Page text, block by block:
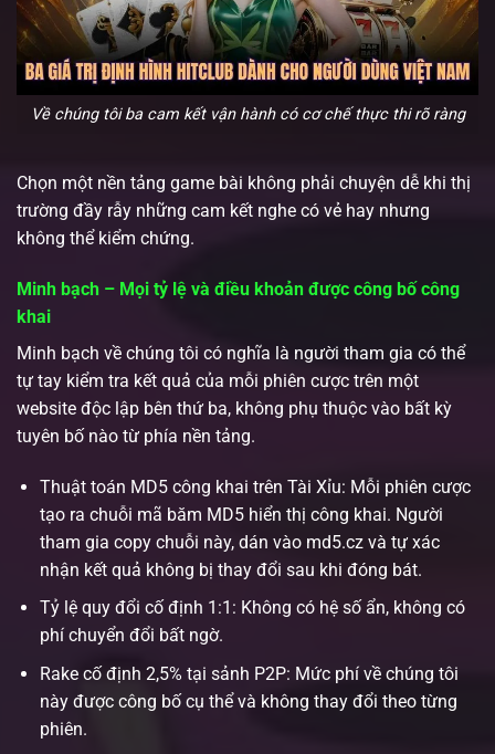
Về chúng tôi ba cam kết vận hành có cơ chế thực thi rõ ràng
Chọn một nền tảng game bài không phải chuyện dễ khi thị
trường đầy rẫy những cam kết nghe có vẻ hay nhưng
không thể kiểm chứng.
Minh bạch – Mọi tỷ lệ và điều khoản được công bố công
khai
Minh bạch về chúng tôi có nghĩa là người tham gia có thể
tự tay kiểm tra kết quả của mỗi phiên cược trên một
website độc lập bên thứ ba, không phụ thuộc vào bất kỳ
tuyên bố nào từ phía nền tảng.
Thuật toán MD5 công khai trên Tài Xỉu: Mỗi phiên cược
tạo ra chuỗi mã băm MD5 hiển thị công khai. Người
tham gia copy chuỗi này, dán vào md5.cz và tự xác
nhận kết quả không bị thay đổi sau khi đóng bát.
Tỷ lệ quy đổi cố định 1:1: Không có hệ số ẩn, không có
phí chuyển đổi bất ngờ.
Rake cố định 2,5% tại sảnh P2P: Mức phí về chúng tôi
này được công bố cụ thể và không thay đổi theo từng
phiên.